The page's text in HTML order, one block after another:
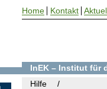
InEK – Institut für
Hilfe
Home Kontakt